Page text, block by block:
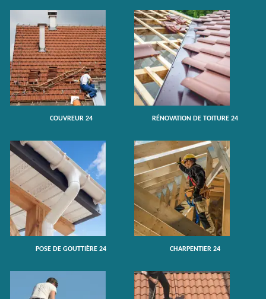
COUVREUR 24 RÉNOVATION DE TOITURE 24
POSE DE GOUTTIÈRE 24 CHARPENTIER 24